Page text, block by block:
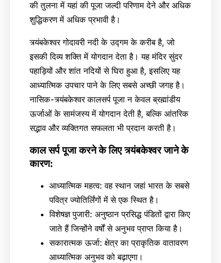
की तुलना में यहां की पूजा जल्दी परिणाम देने और अधिक
शुद्धिकरण में अधिक प्रभावी है।
त्र्यंबकेश्वर गोदावरी नदी के उद्गम के करीब है, जो
इसकी दिव्य शक्ति में योगदान देता है। यह मंदिर सुंदर
पहाड़ियों और शांत नदियों से घिरा हुआ है, इसलिए यह
आध्यात्मिक उपचार पाने के लिए सबसे अच्छी जगह है।
नासिक-त्र्यंबकेश्वर कालसर्प पूजा न केवल ब्रह्मांडीय
ऊर्जाओं के सामंजस्य में योगदान देती है, बल्कि आंतरिक
सद्भाव और व्यक्तिगत सफलता भी प्रदान करती है।
काल सर्प पूजा करने के लिए त्र्यंबकेश्वर जाने के
कारण:
आध्यात्मिक महत्व: वह स्थान जहां भारत के सबसे
पवित्र ज्योतिर्लिंगों में से एक स्थित है।
विशेषज्ञ पुजारी: अनुष्ठान प्रसिद्ध पंडितों द्वारा किए
जाते हैं जिन्होंने वर्षों से अनुभव प्राप्त किया है।
सकारात्मक ऊर्जा: क्षेत्र का प्राकृतिक वातावरण
आध्यात्मिक अनुभव को बढ़ाएगा।